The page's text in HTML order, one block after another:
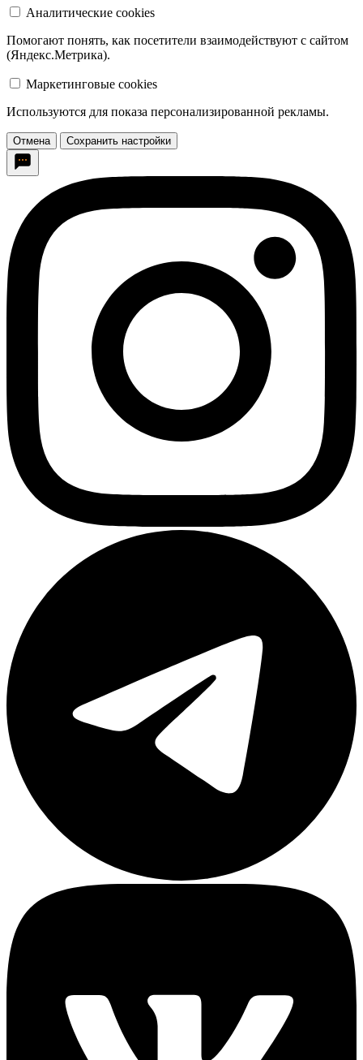
Аналитические cookies
Помогают понять, как посетители взаимодействуют с сайтом
(Яндекс.Метрика).
Маркетинговые cookies
Используются для показа персонализированной рекламы.
Отмена Сохранить настройки